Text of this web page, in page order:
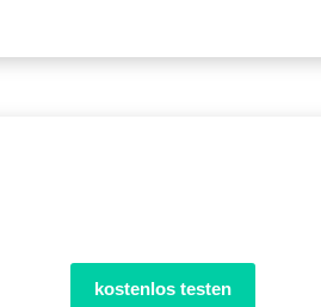
kostenlos testen